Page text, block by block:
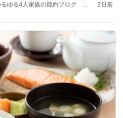
ゆる4人家族の節約ブログ 〜
2日前